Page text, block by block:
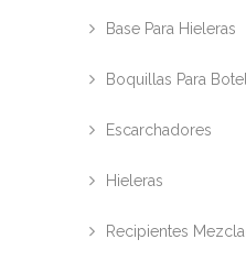
Base Para Hieleras
Boquillas Para
Escarchadores
Hieleras
Recipientes